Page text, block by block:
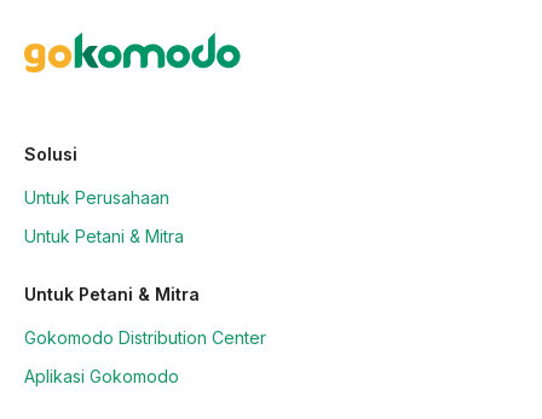
Solusi
Untuk Perusahaan
Untuk Petani & Mitra
Untuk Petani & Mitra
Gokomodo Distribution Center
Aplikasi Gokomodo